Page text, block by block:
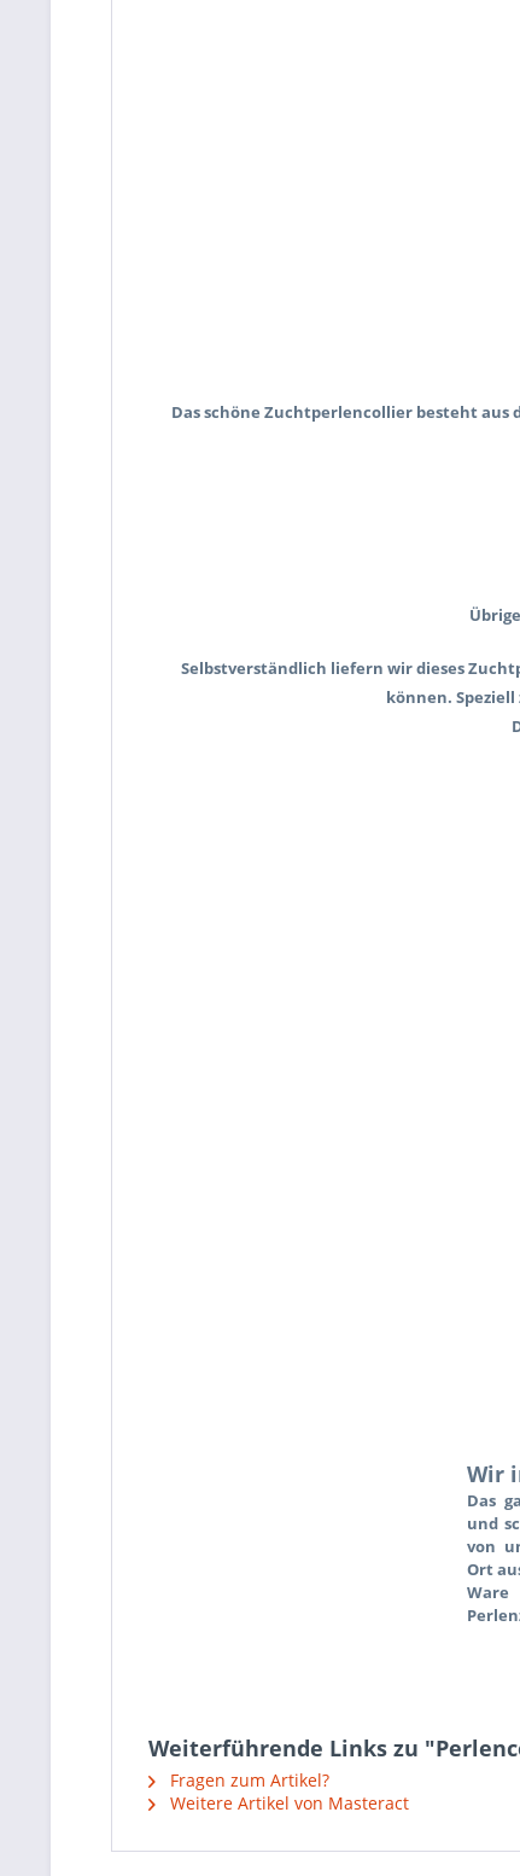
Das schöne Zuchtperlencollier besteht aus
Selbstverständlich liefern wir dieses
können.
Wir
Das
und
von
Ort
Weiterführende Links zu
Fragen zum Artikel?
Weitere Artikel von Masteract